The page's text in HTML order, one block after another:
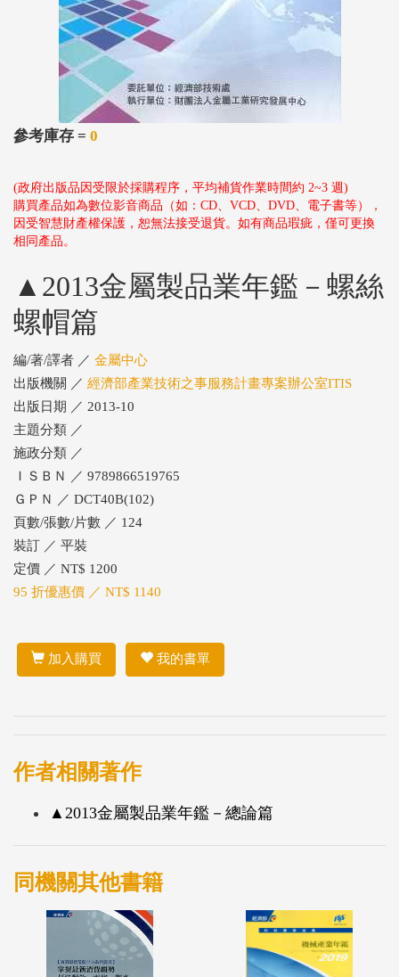
參考庫存 = 0
(政府出版品因受限於採購程序，平均補貨作業時間約 2~3 週)
購買產品如為數位影音商品（如：CD、VCD、DVD、電子書等），
因受智慧財產權保護，恕無法接受退貨。如有商品瑕疵，僅可更換
相同產品。
▲2013金屬製品業年鑑－螺絲
螺帽篇
編/著/譯者 ／ 金屬中心
出版機關 ／ 經濟部產業技術之事服務計畫專案辦公室ITIS
出版日期 ／ 2013-10
主題分類 ／
施政分類 ／
ＩＳＢＮ ／ 9789866519765
ＧＰＮ ／ DCT40B(102)
頁數/張數/片數 ／ 124
裝訂 ／ 平裝
定價 ／ NT$ 1200
95 折優惠價 ／ NT$ 1140
加入購買 我的書單
作者相關著作
▲2013金屬製品業年鑑－總論篇
同機關其他書籍